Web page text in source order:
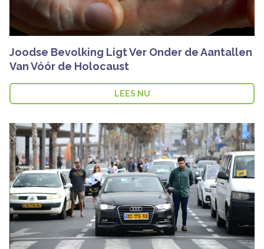
Joodse Bevolking Ligt Ver Onder de Aantallen
Van Vóór de Holocaust
LEES NU